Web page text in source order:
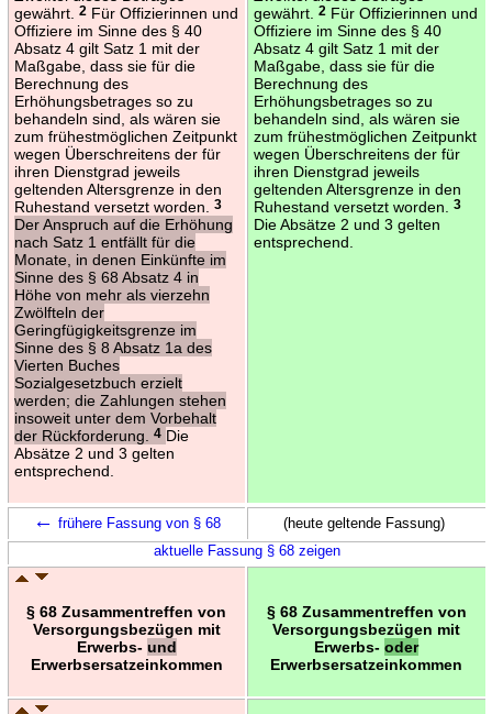
gewährt.
2Für Offizierinnen und
Offiziere im Sinne des § 40
Absatz 4 gilt Satz 1 mit der
Maßgabe, dass sie für die
Berechnung des
Erhöhungsbetrages so zu
behandeln sind, als wären sie
zum frühestmöglichen Zeitpunkt
wegen Überschreitens der für
ihren Dienstgrad jeweils
geltenden Altersgrenze in den
Ruhestand versetzt worden.
3
Der Anspruch auf die Erhöhung
nach Satz 1 entfällt für die
Monate, in denen Einkünfte im
Sinne des § 68 Absatz 4 in
Höhe von mehr als vierzehn
Zwölfteln der
Geringfügigkeitsgrenze im
Sinne des § 8 Absatz 1a des
Vierten Buches
Sozialgesetzbuch erzielt
werden; die Zahlungen stehen
insoweit unter dem Vorbehalt
der Rückforderung.
4 Die
Absätze 2 und 3 gelten
entsprechend.
gewährt.
2Für Offizierinnen und
Offiziere im Sinne des § 40
Absatz 4 gilt Satz 1 mit der
Maßgabe, dass sie für die
Berechnung des
Erhöhungsbetrages so zu
behandeln sind, als wären sie
zum frühestmöglichen Zeitpunkt
wegen Überschreitens der für
ihren Dienstgrad jeweils
geltenden Altersgrenze in den
Ruhestand versetzt worden.
3
Die Absätze 2 und 3 gelten
entsprechend.
← frühere Fassung von § 68
(heute geltende Fassung)
aktuelle Fassung § 68 zeigen
§ 68 Zusammentreffen von
Versorgungsbezügen mit
Erwerbs- und
Erwerbsersatzeinkommen
§ 68 Zusammentreffen von
Versorgungsbezügen mit
Erwerbs- oder
Erwerbsersatzeinkommen